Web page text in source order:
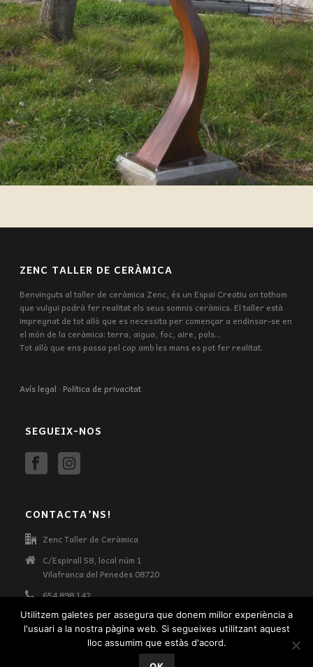
ZENC TALLER DE CERÀMICA
Benvinguts al taller de ceràmica Zenc, és un Espai Creatiu on tothom
que vulgui podrà fer realitat els seus somnis ceràmics. El taller està
impregnat de tot allò que es necessita per començar a endinsar-se en
el món de la ceràmica: terra, aigua, foc, aire, pols...
Tot allò que ens passa pel cap amb les mans es pot fer realitat.
Avís legal · Política de privacitat
SEGUEIX-NOS
CONTACTA’NS!
Zenc Taller de Ceràmica
C/Espirall 58, local núm 1
Vilafranca del Penedes 08720
654 898 142
rebeca@zenc.cat
Utilitzem galetes per assegura que donem millor experiència a
l'usuari a la nostra pàgina web. Si segueixes utilitzant aquest
lloc assumim que estàs d'acord.